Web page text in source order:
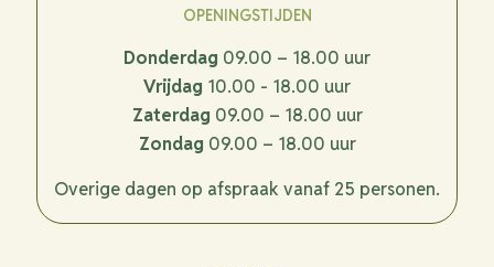
OPENINGSTIJDEN
Donderdag 09.00 – 18.00 uur
Vrijdag 10.00 - 18.00 uur
Zaterdag 09.00 – 18.00 uur
Zondag 09.00 – 18.00 uur
Overige dagen op afspraak vanaf 25 personen.